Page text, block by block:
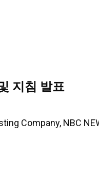
지침 발표
Company, NBC